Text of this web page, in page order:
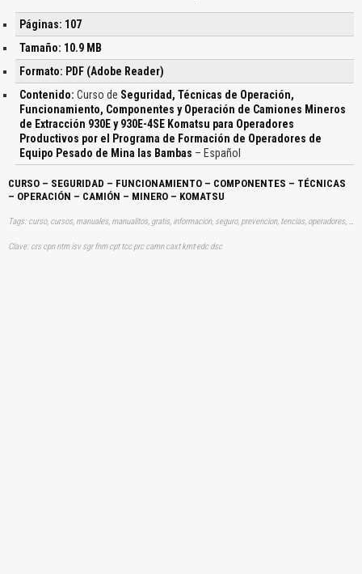
Páginas: 107
Tamaño: 10.9 MB
Formato: PDF (Adobe Reader)
Contenido: Curso de Seguridad, Técnicas de Operación,
Funcionamiento, Componentes y Operación de Camiones Mineros
de Extracción 930E y 930E-4SE Komatsu para Operadores
Productivos por el Programa de Formación de Operadores de
Equipo Pesado de Mina las Bambas – Español
CURSO – SEGURIDAD – FUNCIONAMIENTO – COMPONENTES – TÉCNICAS
– OPERACIÓN – CAMIÓN – MINERO – KOMATSU
Tags: curso, cursos, manuales, manualitos, gratis, informacion, seguro, prevencion, tencias, operadores, operaciom operando, camion, extraccion, aprender, descargas
Clave: crs cpn ntm isv sgr fnm cpt tcc prc camn caxt kmt edc dsc